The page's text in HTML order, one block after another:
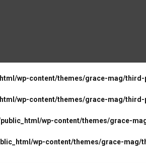
wp-content/themes/grace-mag/
wp-content/themes/grace-mag/
wp-content/themes/grace-
wp-content/themes/grace-mag/